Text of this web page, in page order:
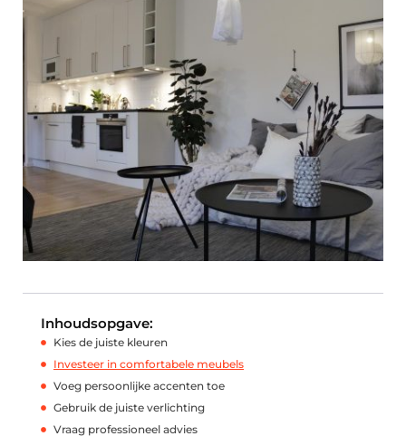
Inhoudsopgave:
Kies de juiste kleuren
Investeer in comfortabele meubels
Voeg persoonlijke accenten toe
Gebruik de juiste verlichting
Vraag professioneel advies